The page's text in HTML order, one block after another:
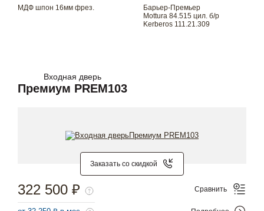
МДФ шпон 16мм фрез.
Барьер-Премьер
Mottura 84.515 цил. б/р
Kerberos 111.21.309
Входная дверь
Премиум PREM103
Заказать со скидкой
322 500 ₽ Сравнить